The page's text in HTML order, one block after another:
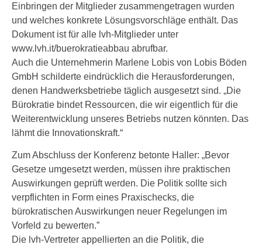
Einbringen der Mitglieder zusammengetragen wurden
und welches konkrete Lösungsvorschläge enthält. Das
Dokument ist für alle lvh-Mitglieder unter
www.lvh.it/buerokratieabbau abrufbar.
Auch die Unternehmerin Marlene Lobis von Lobis Böden
GmbH schilderte eindrücklich die Herausforderungen,
denen Handwerksbetriebe täglich ausgesetzt sind. „Die
Bürokratie bindet Ressourcen, die wir eigentlich für die
Weiterentwicklung unseres Betriebs nutzen könnten. Das
lähmt die Innovationskraft.“
Zum Abschluss der Konferenz betonte Haller: „Bevor
Gesetze umgesetzt werden, müssen ihre praktischen
Auswirkungen geprüft werden. Die Politik sollte sich
verpflichten in Form eines Praxischecks, die
bürokratischen Auswirkungen neuer Regelungen im
Vorfeld zu bewerten.”
Die lvh-Vertreter appellierten an die Politik, die